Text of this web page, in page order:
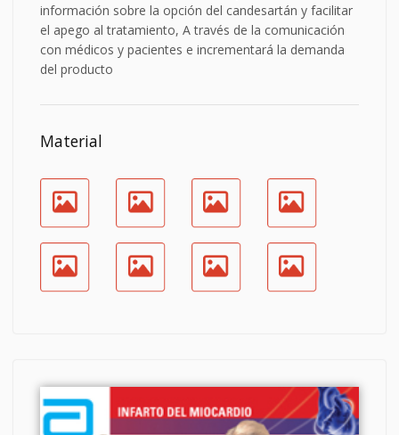
información sobre la opción del candesartán y facilitar
el apego al tratamiento, A través de la comunicación
con médicos y pacientes e incrementará la demanda
del producto
Material